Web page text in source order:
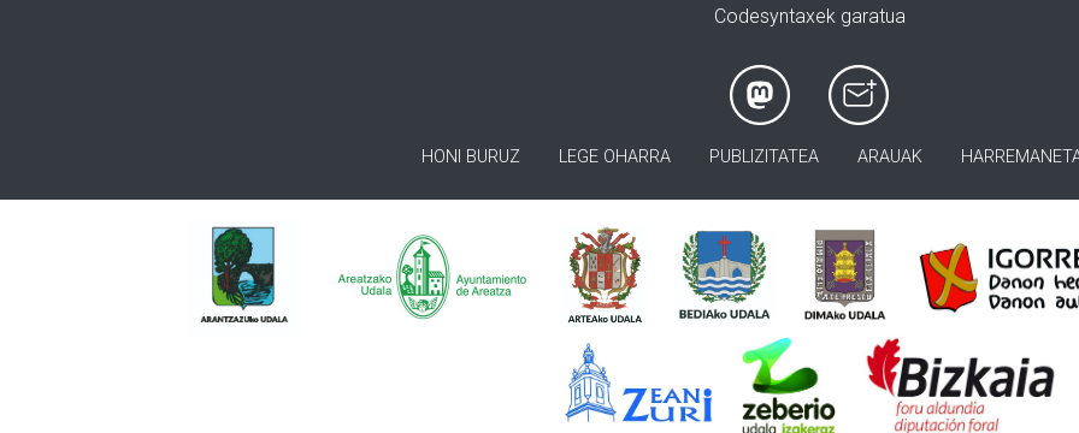
Codesyntaxek garatua
HONI BURUZ LEGE OHARRA PUBLIZITATEA ARAUAK